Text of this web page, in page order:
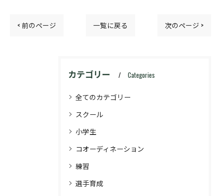
< 前のページ 一覧に戻る 次のページ >
カテゴリー Categories
全てのカテゴリー
スクール
小学生
コオーディネーション
練習
選手育成